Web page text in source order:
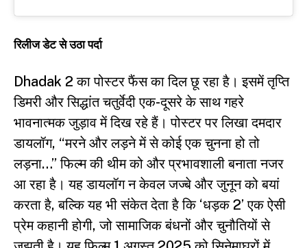
रिलीज डेट से उठा पर्दा
Dhadak 2 का पोस्टर फैंस का दिल छू रहा है। इसमें तृप्ति
डिमरी और सिद्धांत चतुर्वेदी एक-दूसरे के साथ गहरे
भावनात्मक जुड़ाव में दिख रहे हैं। पोस्टर पर लिखा दमदार
डायलॉग, “मरने और लड़ने में से कोई एक चुनना हो तो
लड़ना…” फिल्म की थीम को और प्रभावशाली बनाता नजर
आ रहा है। यह डायलॉग न केवल जज्बे और जुनून को बयां
करता है, बल्कि यह भी संकेत देता है कि ‘धड़क 2’ एक ऐसी
प्रेम कहानी होगी, जो सामाजिक बंधनों और चुनौतियों से